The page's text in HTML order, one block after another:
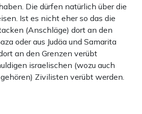
Die dürfen natürlich über die
Ist es nicht eher so das die
(Anschläge) dort an den
oder aus Judäa und Samarita
an den Grenzen verübt
israelischen (wozu auch
Zivilisten verübt werden.